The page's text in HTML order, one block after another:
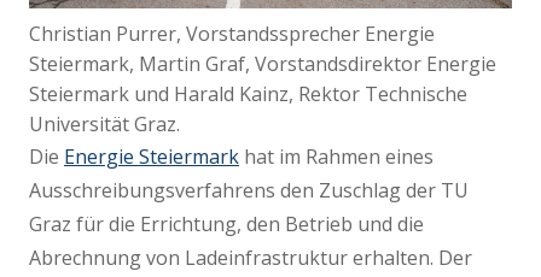
Christian Purrer, Vorstandssprecher Energie
Steiermark, Martin Graf, Vorstandsdirektor Energie
Steiermark und Harald Kainz, Rektor Technische
Universität Graz.
Die Energie Steiermark hat im Rahmen eines
Ausschreibungsverfahrens den Zuschlag der TU
Graz für die Errichtung, den Betrieb und die
Abrechnung von Ladeinfrastruktur erhalten. Der